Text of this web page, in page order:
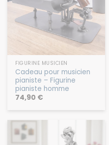
FIGURINE MUSICIEN
Cadeau pour musicien
pianiste – Figurine
pianiste homme
74,90 €